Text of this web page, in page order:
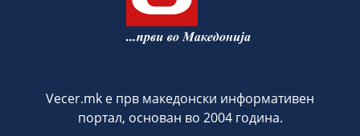
Vecer.mk е прв македонски информативен
портал, основан во 2004 година.